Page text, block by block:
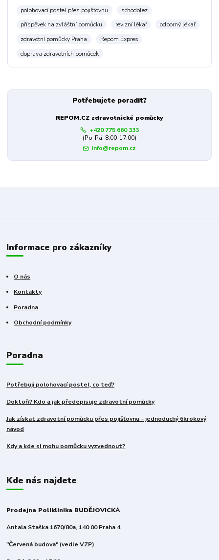
polohovací postel přes pojišťovnu
schodolez
příspěvek na zvláštní pomůcku
revizní lékař
odborný lékař
zdravotní pomůcky Praha
Repom Expres
doprava zdravotních pomůcek
Potřebujete poradit?
REPOM.CZ zdravotnické pomůcky
+420 775 660 333
(Po-Pá, 8:00-17:00)
info@repom.cz
Informace pro zákazníky
O nás
Kontakty
Poradna
Obchodní podmínky
Poradna
Potřebuji polohovací postel, co teď?
Doktoři? Kdo a jak předepisuje zdravotní pomůcky
Jak získat zdravotní pomůcku přes pojišťovnu – jednoduchý 6krokový
návod
Kdy a kde si mohu pomůcku vyzvednout?
Kde nás najdete
Prodejna Poliklinika BUDĚJOVICKÁ
Antala Staška 1670/80a, 140 00 Praha 4
"Červená budova" (vedle VZP)